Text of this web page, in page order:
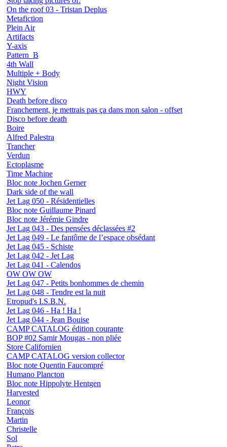
On the roof 03 - Tristan Deplus
Metafiction
Plein Air
Artifacts
Y-axis
Pattern_B
4th Wall
Multiple + Body
Night Vision
HWY
Death before disco
Franchement, je mettrais pas ça dans mon salon - offset
Disco before death
Boire
Alfred Palestra
Trancher
Verdun
Ectoplasme
Time Machine
Bloc note Jochen Gerner
Dark side of the wall
Jet Lag 050 - Résidentielles
Bloc note Guillaume Pinard
Bloc note Jérémie Gindre
Jet Lag 043 - Des pensées déclassées #2
Jet Lag 049 - Le fantôme de l’espace obsédant
Jet Lag 045 - Schiste
Jet Lag 042 - Jet Lag
Jet Lag 041 - Calendos
OW OW OW
Jet Lag 047 - Petits bonhommes de chemin
Jet Lag 048 - Tendre est la nuit
Etropud's I.S.B.N.
Jet Lag 046 - Ha ! Ha !
Jet Lag 044 - Jean Bouise
CAMP CATALOG édition courante
BOP #02 Samir Mougas - non pliée
Store Californien
CAMP CATALOG version collector
Bloc note Quentin Faucompré
Humano Plancton
Bloc note Hippolyte Hentgen
Harvested
Leonor
François
Martin
Christelle
Sol